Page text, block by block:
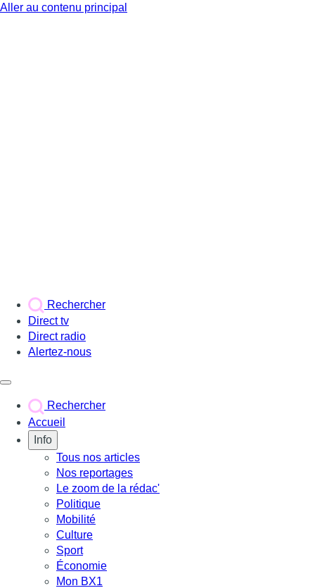
Aller au contenu principal
Rechercher
Direct tv
Direct radio
Alertez-nous
Rechercher
Accueil
Info
Tous nos articles
Nos reportages
Le zoom de la rédac'
Politique
Mobilité
Culture
Sport
Économie
Mon BX1